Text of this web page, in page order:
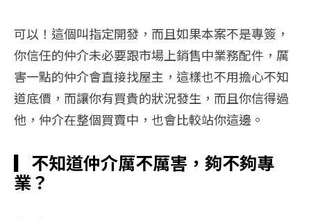
可以！這個叫指定開發，而且如果本案不是專簽，
你信任的仲介未必要跟市場上銷售中業務配件，厲
害一點的仲介會直接找屋主，這樣也不用擔心不知
道底價，而讓你有買貴的狀況發生，而且你信得過
他，仲介在整個買賣中，也會比較站你這邊。
▎ 不知道仲介厲不厲害，夠不夠專
業？